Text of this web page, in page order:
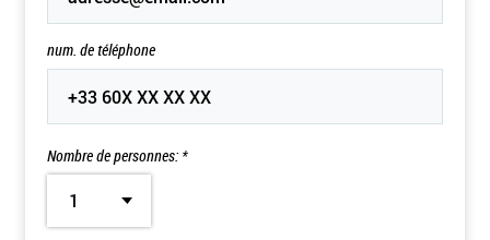
num. de téléphone
Nombre de personnes: *
1